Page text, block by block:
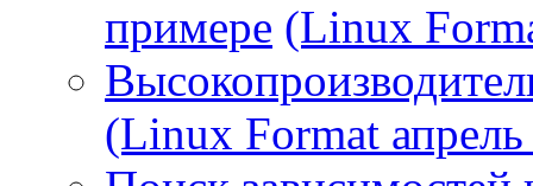
примере (Linux
(Linux Format